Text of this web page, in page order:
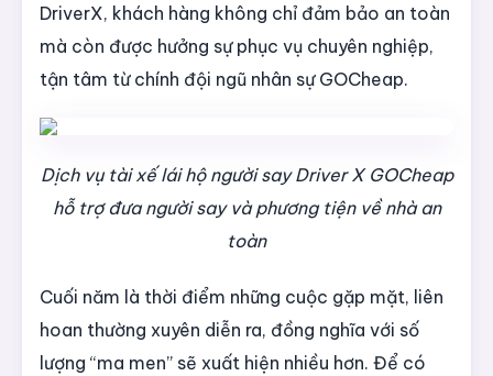
DriverX, khách hàng không chỉ đảm bảo an toàn
mà còn được hưởng sự phục vụ chuyên nghiệp,
tận tâm từ chính đội ngũ nhân sự GOCheap.
Dịch vụ tài xế lái hộ người say Driver X GOCheap
hỗ trợ đưa người say và phương tiện về nhà an
toàn
Cuối năm là thời điểm những cuộc gặp mặt, liên
hoan thường xuyên diễn ra, đồng nghĩa với số
lượng “ma men” sẽ xuất hiện nhiều hơn. Để có